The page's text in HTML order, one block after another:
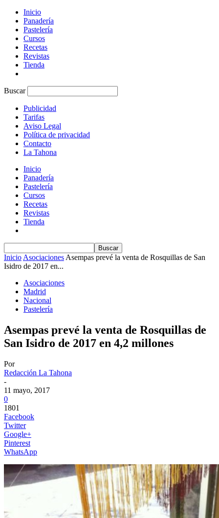
Inicio
Panadería
Pastelería
Cursos
Recetas
Revistas
Tienda
Buscar
Publicidad
Tarifas
Aviso Legal
Política de privacidad
Contacto
La Tahona
Inicio
Panadería
Pastelería
Cursos
Recetas
Revistas
Tienda
Inicio Asociaciones Asempas prevé la venta de Rosquillas de San
Isidro de 2017 en...
Asociaciones
Madrid
Nacional
Pastelería
Asempas prevé la venta de Rosquillas de
San Isidro de 2017 en 4,2 millones
Por
Redacción La Tahona
-
11 mayo, 2017
0
1801
Facebook
Twitter
Google+
Pinterest
WhatsApp